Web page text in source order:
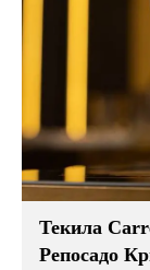
Текила
Репосадо